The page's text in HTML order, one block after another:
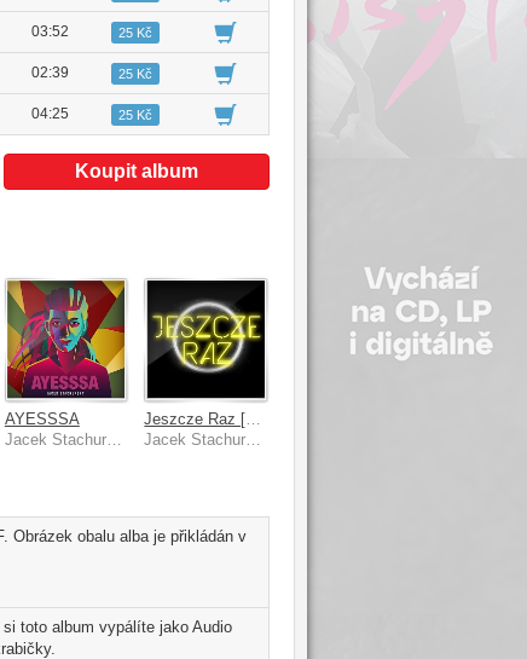
03:52 25 Kč
02:39 25 Kč
04:25 25 Kč
Koupit album
AYESSSA
Jacek Stachursky
Obrázek obalu alba je přikládán v
toto album vypálíte jako Audio